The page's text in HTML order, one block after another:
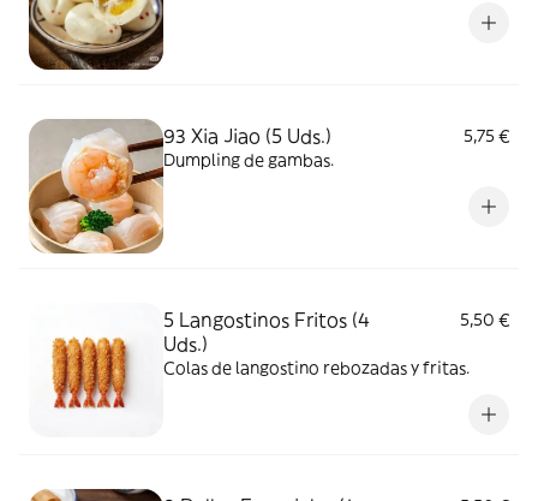
93 Xia Jiao (5 Uds.)
5,75 €
Dumpling de gambas.
5 Langostinos Fritos (4
Uds.)
5,50 €
Colas de langostino rebozadas y fritas.